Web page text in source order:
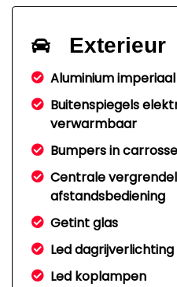
Exterieur
Aluminium imperiaal
Buitenspiegels
verwarmbaar
Bumpers in
Centrale
afstandsbediening
Getint glas
Led dagrijverlichting
Led koplampen